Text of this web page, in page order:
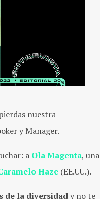
nuestra
y Manager.
a Ola Magenta, una
Haze (EE.UU.).
de la diversidady no te